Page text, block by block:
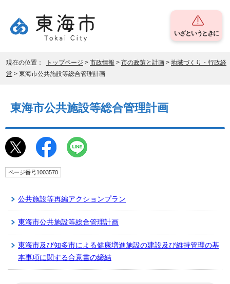
いざというときに
現在の位置： トップページ > 市政情報 > 市の政策と計画 > 地域づくり・行政経
営 > 東海市公共施設等総合管理計画
東海市公共施設等総合管理計画
ページ番号1003570
公共施設等再編アクションプラン
東海市公共施設等総合管理計画
東海市及び知多市による健康増進施設の建設及び維持管理の基
本事項に関する合意書の締結